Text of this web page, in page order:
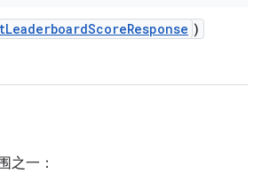
)
之一：